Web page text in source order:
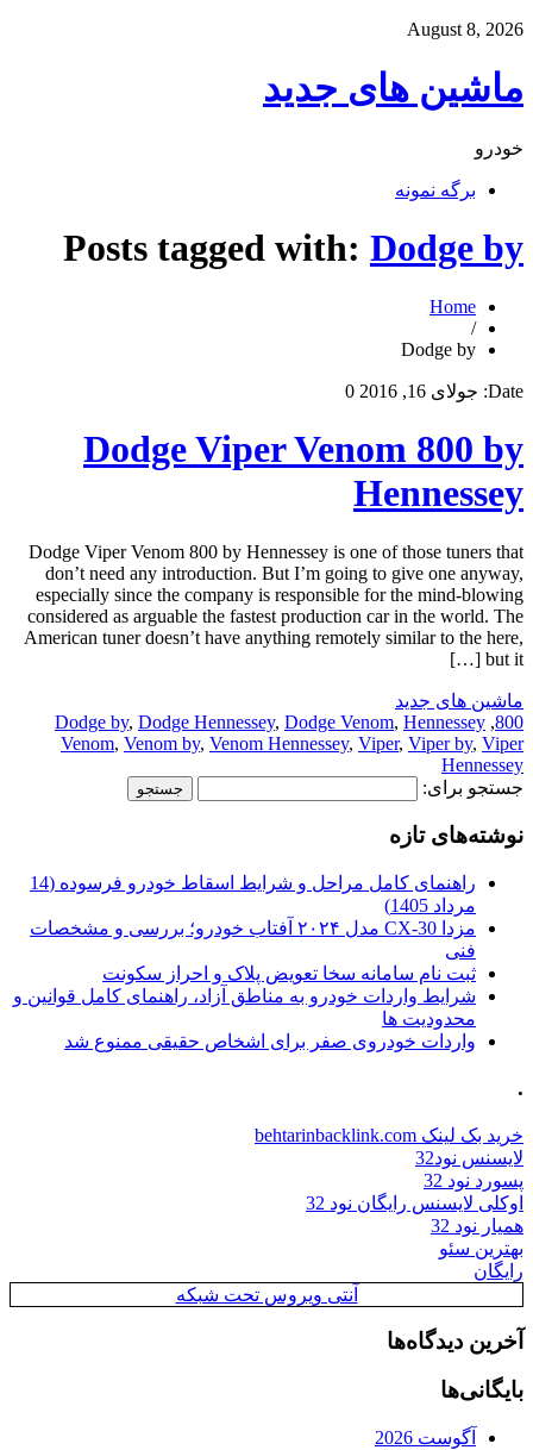
August 8, 2026
ماشین های جدید
خودرو
برگه نمونه
Posts tagged with: Dodge by
Home
/
Dodge by
Date: جولای 16, 2016 0
Dodge Viper Venom 800 by
Hennessey
Dodge Viper Venom 800 by Hennessey is one of those tuners that
don’t need any introduction. But I’m going to give one anyway,
especially since the company is responsible for the mind-blowing
considered as arguable the fastest production car in the world. The
American tuner doesn’t have anything remotely similar to the here,
but it […]
ماشین های جدید
800
,
Dodge by, Dodge Hennessey, Dodge Venom, Hennessey
Venom, Venom by, Venom Hennessey, Viper, Viper by, Viper
Hennessey
جستجو برای:
نوشته‌های تازه
راهنمای کامل مراحل و شرایط اسقاط خودرو فرسوده (14
مرداد 1405)
مزدا CX-30 مدل ۲۰۲۴ آفتاب خودرو؛ بررسی و مشخصات
فنی
ثبت نام سامانه سخا تعویض پلاک و احراز سکونت
شرایط واردات خودرو به مناطق آزاد، راهنمای کامل قوانین و
محدودیت ها
واردات خودروی صفر برای اشخاص حقیقی ممنوع شد
.
خرید بک لینک behtarinbacklink.com
لایسنس نود32
پسورد نود 32
اوکلی لایسنس رایگان نود 32
همیار نود 32
بهترین سئو
رایگان
آنتی ویروس تحت شبکه
آخرین دیدگاه‌ها
بایگانی‌ها
آگوست 2026